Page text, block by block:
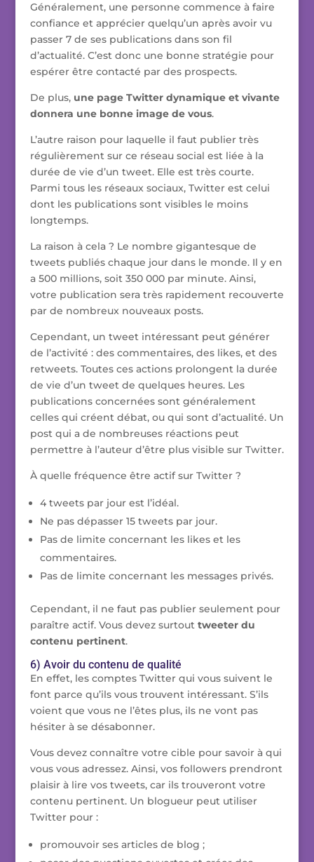
Généralement, une personne commence à faire
confiance et apprécier quelqu’un après avoir vu
passer 7 de ses publications dans son fil
d’actualité. C’est donc une bonne stratégie pour
espérer être contacté par des prospects.
De plus, une page Twitter dynamique et vivante
donnera une bonne image de vous.
L’autre raison pour laquelle il faut publier très
régulièrement sur ce réseau social est liée à la
durée de vie d’un tweet. Elle est très courte.
Parmi tous les réseaux sociaux, Twitter est celui
dont les publications sont visibles le moins
longtemps.
La raison à cela ? Le nombre gigantesque de
tweets publiés chaque jour dans le monde. Il y en
a 500 millions, soit 350 000 par minute. Ainsi,
votre publication sera très rapidement recouverte
par de nombreux nouveaux posts.
Cependant, un tweet intéressant peut générer
de l’activité : des commentaires, des likes, et des
retweets. Toutes ces actions prolongent la durée
de vie d’un tweet de quelques heures. Les
publications concernées sont généralement
celles qui créent débat, ou qui sont d’actualité. Un
post qui a de nombreuses réactions peut
permettre à l’auteur d’être plus visible sur Twitter.
À quelle fréquence être actif sur Twitter ?
4 tweets par jour est l’idéal.
Ne pas dépasser 15 tweets par jour.
Pas de limite concernant les likes et les
commentaires.
Pas de limite concernant les messages privés.
Cependant, il ne faut pas publier seulement pour
paraître actif. Vous devez surtout tweeter du
contenu pertinent.
6) Avoir du contenu de qualité
En effet, les comptes Twitter qui vous suivent le
font parce qu’ils vous trouvent intéressant. S’ils
voient que vous ne l’êtes plus, ils ne vont pas
hésiter à se désabonner.
Vous devez connaître votre cible pour savoir à qui
vous vous adressez. Ainsi, vos followers prendront
plaisir à lire vos tweets, car ils trouveront votre
contenu pertinent. Un blogueur peut utiliser
Twitter pour :
promouvoir ses articles de blog ;